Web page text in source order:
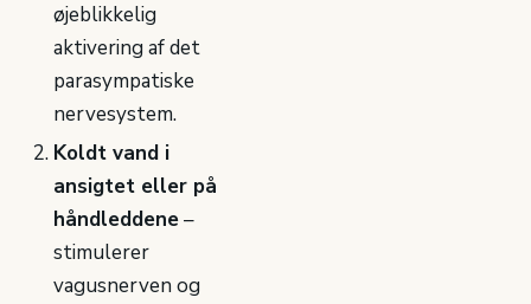
øjeblikkelig
aktivering af det
parasympatiske
nervesystem.
Koldt vand i
ansigtet eller på
håndleddene–
stimulerer
vagusnerven og